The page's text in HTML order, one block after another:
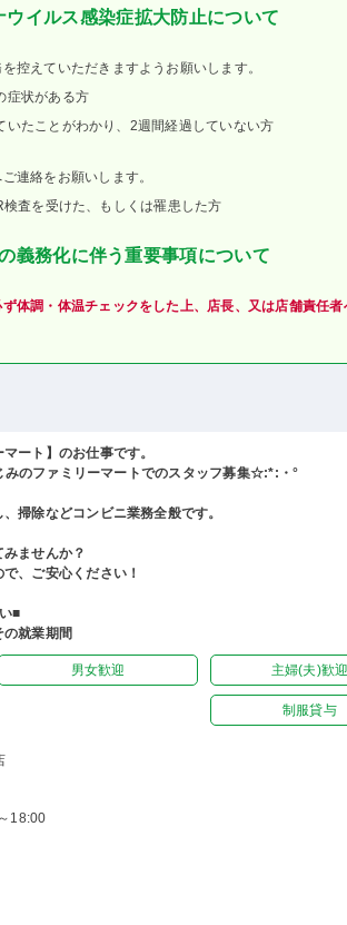
ウイルス感染症拡大防止について
控えていただきますようお願いします。
症状がある方
いたことがわかり、2週間経過していない方
連絡をお願いします。
査を受けた、もしくは罹患した方
義務化に伴う重要事項について
体調・体温チェックをした上、店長、又は店舗責任者
ート】のお仕事です。
のファミリーマートでのスタッフ募集☆:*:・°
掃除などコンビニ業務全般です。
ませんか？
、ご安心ください！
■
就業期間
男女歓迎 主婦(夫)歓
制服貸与
18:00